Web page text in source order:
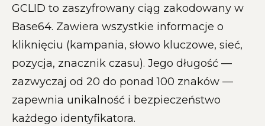
GCLID to zaszyfrowany ciąg zakodowany w
Base64. Zawiera wszystkie informacje o
kliknięciu (kampania, słowo kluczowe, sieć,
pozycja, znacznik czasu). Jego długość —
zazwyczaj od 20 do ponad 100 znaków —
zapewnia unikalność i bezpieczeństwo
każdego identyfikatora.